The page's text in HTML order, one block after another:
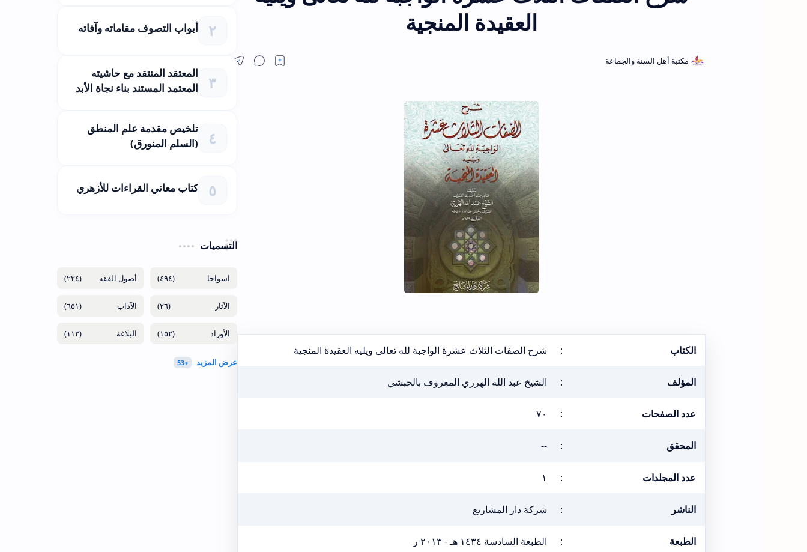
العقيدة المنجية
الكتاب : شرح الصفات الثلاث عشرة الواجبة لله تعالى ويليه العقيدة المنجية
المؤلف : الشيخ عبد الله الهرري المعروف بالحبشي
عدد الصفحات : ٧٠
المحقق :
--
عدد المجلدات : ١
الناشر : شركة دار المشاريع
الطبعة : الطبعة السادسة ١٤٣٤ هـ - ٢٠١٣ ر
أبواب التصوف مقاماته وآفاته
المعتقد المنتقد مع حاشيته
المعتمد المستند بناء نجاة الأبد
تلخيص مقدمة علم المنطق
(السلم المنورق)
كتاب معاني القراءات للأزهري
التسميات
(٤٩٤) (٢٢٤)
(٢٦) (٦٥١)
(١٥٢) (١١٣)